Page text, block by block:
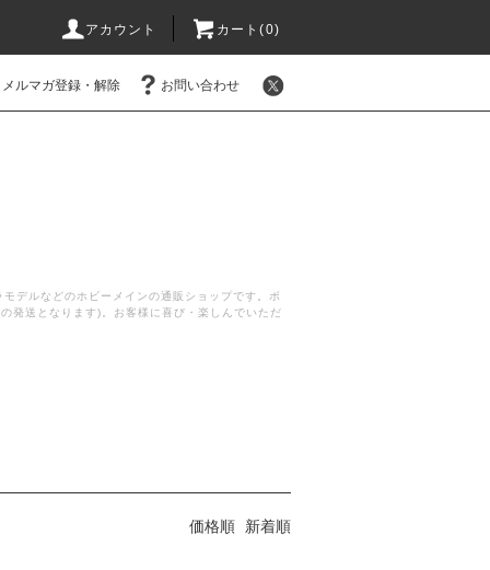
アカウント カート(0)
メルマガ登録・解除 お問い合わせ
デルなどのホビーメインの通販ショップです。ボ
発送となります)。お客様に喜び・楽しんでいただ
価格順 新着順